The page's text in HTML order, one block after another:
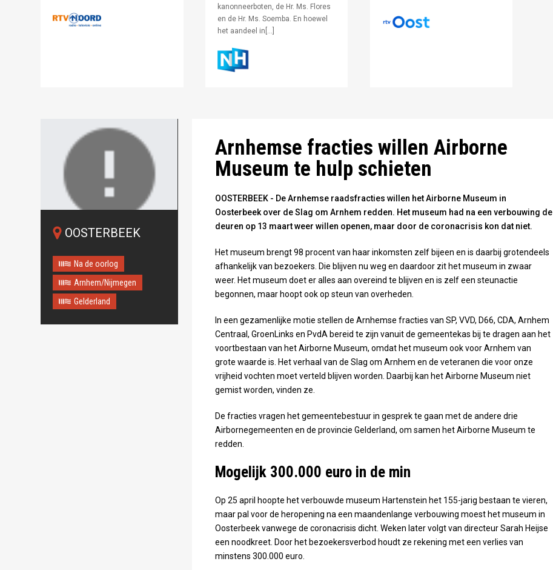
kanonneerboten, de Hr. Ms. Flores
en de Hr. Ms. Soemba. En hoewel
het aandeel in[…]
Oops!
Something
went wrong.
This page didn't load Google
Maps correctly. See the
OOSTERBEEK
Na de oorlog
Arnhem/Nijmegen
Gelderland
Arnhemse fracties willen Airborne
Museum te hulp schieten
OOSTERBEEK - De Arnhemse raadsfracties willen het Airborne Museum in
Oosterbeek over de Slag om Arnhem redden. Het museum had na een verbouwing de
deuren op 13 maart weer willen openen, maar door de coronacrisis kon dat niet.
Het museum brengt 98 procent van haar inkomsten zelf bijeen en is daarbij grotendeels
afhankelijk van bezoekers. Die blijven nu weg en daardoor zit het museum in zwaar
weer. Het museum doet er alles aan overeind te blijven en is zelf een steunactie
begonnen, maar hoopt ook op steun van overheden.
In een gezamenlijke motie stellen de Arnhemse fracties van SP, VVD, D66, CDA, Arnhem
Centraal, GroenLinks en PvdA bereid te zijn vanuit de gemeentekas bij te dragen aan het
voortbestaan van het Airborne Museum, omdat het museum ook voor Arnhem van
grote waarde is. Het verhaal van de Slag om Arnhem en de veteranen die voor onze
vrijheid vochten moet verteld blijven worden. Daarbij kan het Airborne Museum niet
gemist worden, vinden ze.
De fracties vragen het gemeentebestuur in gesprek te gaan met de andere drie
Airbornegemeenten en de provincie Gelderland, om samen het Airborne Museum te
redden.
Mogelijk 300.000 euro in de min
Op 25 april hoopte het verbouwde museum Hartenstein het 155-jarig bestaan te vieren,
maar pal voor de heropening na een maandenlange verbouwing moest het museum in
Oosterbeek vanwege de coronacrisis dicht. Weken later volgt van directeur Sarah Heijse
een noodkreet. Door het bezoekersverbod houdt ze rekening met een verlies van
minstens 300.000 euro.